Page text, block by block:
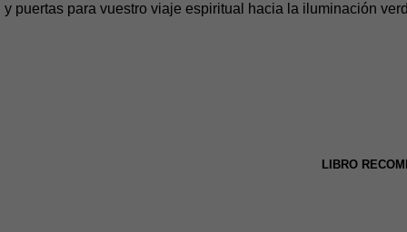
y puertas para vuestro viaje espiritual hacia la iluminación
LIBRO